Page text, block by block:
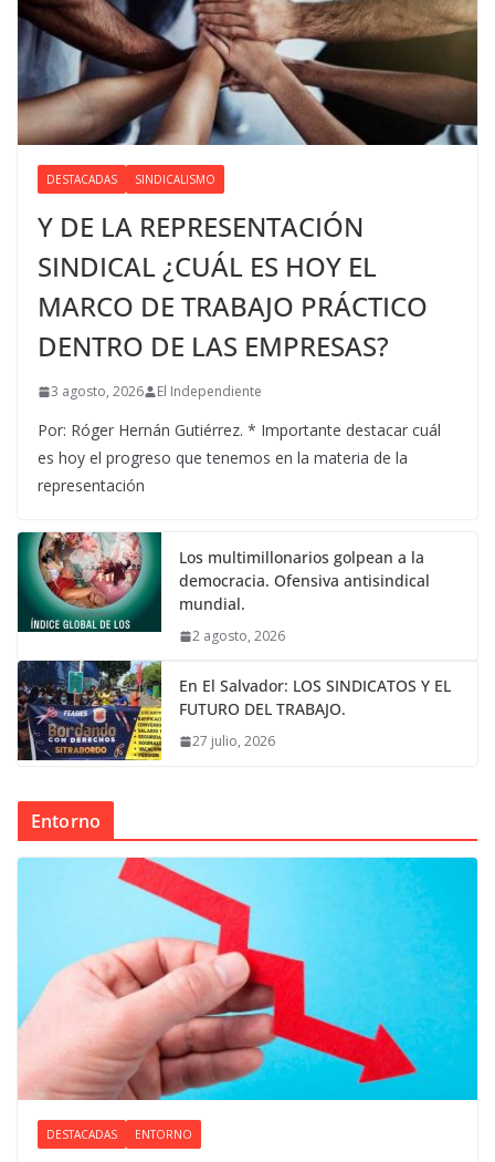
DESTACADAS SINDICALISMO
Y DE LA REPRESENTACIÓN
SINDICAL ¿CUÁL ES HOY EL
MARCO DE TRABAJO PRÁCTICO
DENTRO DE LAS EMPRESAS?
3 agosto, 2026 El Independiente
Por: Róger Hernán Gutiérrez. * Importante destacar cuál
es hoy el progreso que tenemos en la materia de la
representación
Los multimillonarios golpean a la
democracia. Ofensiva antisindical
mundial.
2 agosto, 2026
En El Salvador: LOS SINDICATOS Y EL
FUTURO DEL TRABAJO.
27 julio, 2026
Entorno
DESTACADAS ENTORNO